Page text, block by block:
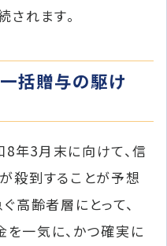
れます。
括贈与の駆け
8年3月末に向けて、信
殺到することが予想
高齢者層にとって、
一気に、かつ確実に